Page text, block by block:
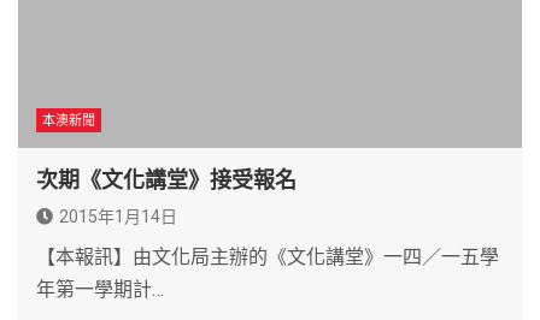
本澳新聞
次期《文化講堂》接受報名
2015年1月14日
【本報訊】由文化局主辦的《文化講堂》一四／一五學
年第一學期計…